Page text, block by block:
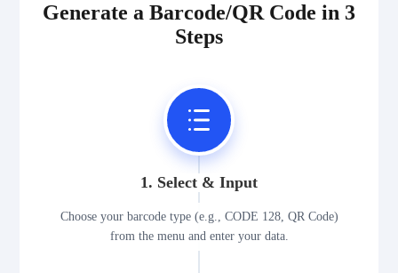
Generate a Barcode/QR Code in 3
Steps
1. Select & Input
Choose your barcode type (e.g., CODE 128, QR Code)
from the menu and enter your data.